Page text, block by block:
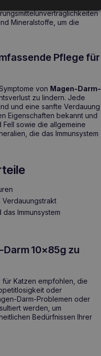
Mineralstoffe, um die
Pflege für
von Magen-Darm-
zu lindern. Jede
und eine sanfte Verdauung
Eigenschaften bekannt und
sowie die allgemeine
die das Immunsystem
Immunsystem
Darm 10x85g zu
für Katzen empfohlen, die
oder
Darm-Problemen oder
werden, um
Bedürfnissen Ihrer